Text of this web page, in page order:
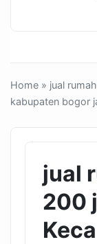
Home » jual
kabupaten bogor
jual
200